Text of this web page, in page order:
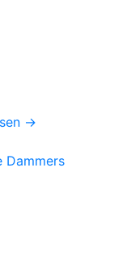
→
Dammers